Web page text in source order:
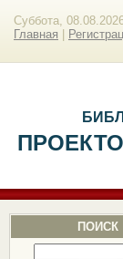
Суббота,
Главная
ПОИСК